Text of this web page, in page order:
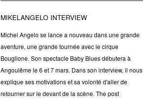
MIKELANGELO INTERVIEW
Michel Angelo se lance a nouveau dans une grande
aventure, une grande tournée avec le cirque
Bouglione. Son spectacle Baby Blues débutera à
Angoulême le 6 et 7 mars. Dans son interview, il nous
explique ses motivations et sa volonté d'aller de
retourner sur le devant de la scène. The post